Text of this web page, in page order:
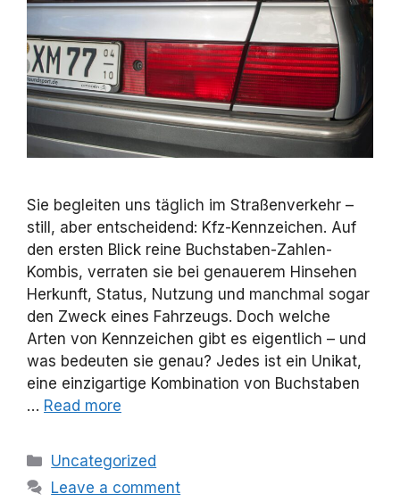
Sie begleiten uns täglich im Straßenverkehr –
still, aber entscheidend: Kfz-Kennzeichen. Auf
den ersten Blick reine Buchstaben-Zahlen-
Kombis, verraten sie bei genauerem Hinsehen
Herkunft, Status, Nutzung und manchmal sogar
den Zweck eines Fahrzeugs. Doch welche
Arten von Kennzeichen gibt es eigentlich – und
was bedeuten sie genau? Jedes ist ein Unikat,
eine einzigartige Kombination von Buchstaben
… Read more
Categories
Uncategorized
Leave a comment